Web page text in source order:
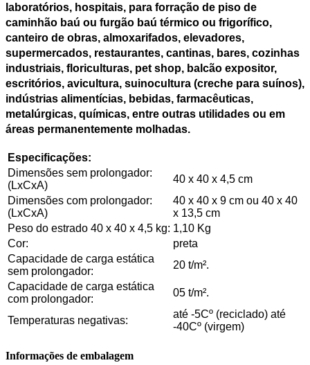
laboratórios, hospitais, para forração de piso de
caminhão baú ou furgão baú térmico ou frigorífico,
canteiro de obras, almoxarifados, elevadores,
supermercados, restaurantes, cantinas, bares, cozinhas
industriais, floriculturas, pet shop, balcão expositor,
escritórios, avicultura, suinocultura (creche para suínos),
indústrias alimentícias, bebidas, farmacêuticas,
metalúrgicas, químicas, entre outras utilidades ou em
áreas permanentemente molhadas.
Especificações:
Dimensões sem prolongador:
(LxCxA)
40 x 40 x 4,5 cm
Dimensões com prolongador:
(LxCxA)
40 x 40 x 9 cm ou 40 x 40
x 13,5 cm
Peso do estrado 40 x 40 x 4,5 kg: 1,10 Kg
Cor:
preta
Capacidade de carga estática
sem prolongador:
20 t/m².
Capacidade de carga estática
com prolongador:
05 t/m².
Temperaturas negativas:
até -5Cº (reciclado) até
-40Cº (virgem)
Informações de embalagem